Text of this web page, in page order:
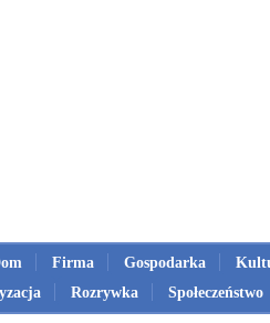
Firma Gospodarka
Rozrywka Społeczeństwo